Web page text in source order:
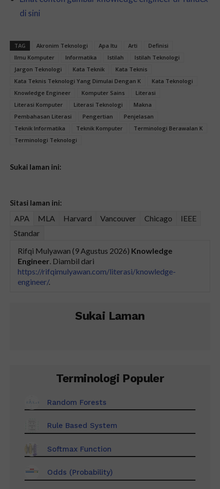
di sini
TAG Akronim Teknologi Apa Itu Arti
Definisi
Ilmu Komputer
Informatika Istilah
Istilah Teknologi
Jargon Teknologi
Kata Teknik
Kata Teknis
Kata Teknis Teknologi Yang Dimulai Dengan K
Kata Teknologi
Knowledge Engineer
Komputer Sains
Literasi
Literasi Komputer
Literasi Teknologi
Makna
Pembahasan Literasi
Pengertian
Penjelasan
Teknik Informatika
Teknik Komputer
Terminologi Berawalan K
Terminologi Teknologi
Sukai laman ini:
Sitasi laman ini:
APA MLA Harvard Vancouver Chicago
IEEE
Standar
Rifqi Mulyawan (9 Agustus 2026) Knowledge
Engineer . Diambil dari
https://rifqimulyawan.com/literasi/knowledge-
engineer/.
Sukai Laman
Terminologi Populer
Random Forests
Rule Based System
Softmax Function
Odds (Probability)